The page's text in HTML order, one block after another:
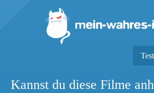
Kannst du diese Filme